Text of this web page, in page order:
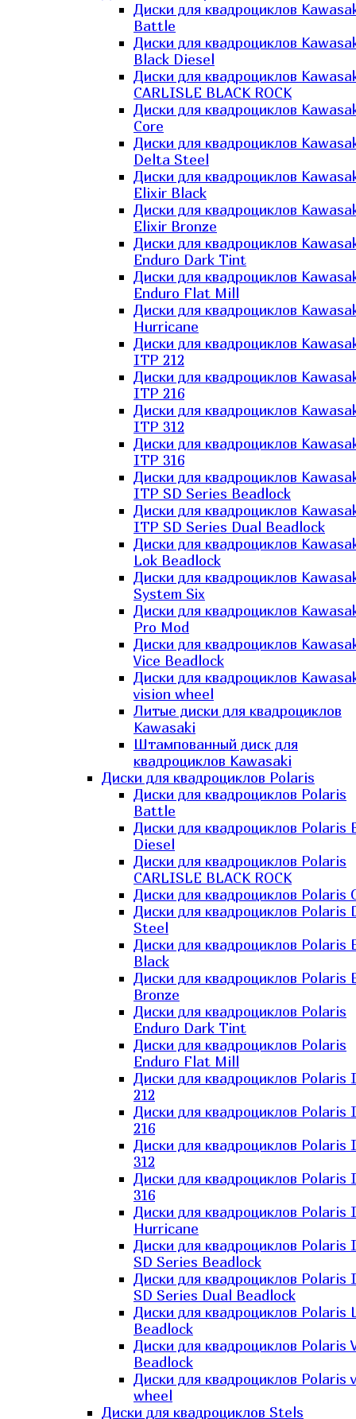
Диски для квадроциклов
Battle
Диски для квадроциклов
Black Diesel
Диски для квадроциклов
CARLISLE BLACK ROCK
Диски для квадроциклов
Core
Диски для квадроциклов
Delta Steel
Диски для квадроциклов
Elixir Black
Диски для квадроциклов
Elixir Bronze
Диски для квадроциклов
Enduro Dark Tint
Диски для квадроциклов
Enduro Flat Mill
Диски для квадроциклов
Hurricane
Диски для квадроциклов
ITP 212
Диски для квадроциклов
ITP 216
Диски для квадроциклов
ITP 312
Диски для квадроциклов
ITP 316
Диски для квадроциклов
ITP SD Series Beadlock
Диски для квадроциклов
ITP SD Series Dual Beadlock
Диски для квадроциклов
Lok Beadlock
Диски для квадроциклов
System Six
Диски для квадроциклов
Pro Mod
Диски для квадроциклов
Vice Beadlock
Диски для квадроциклов
vision wheel
Литые диски для квадроциклов
Kawasaki​
Штампованный диск для
квадроциклов Kawasaki​
Диски для квадроциклов Polaris
Диски для квадроциклов Polaris
Battle
Диски для квадроциклов Polaris
Diesel
Диски для квадроциклов Polaris
CARLISLE BLACK ROCK
Диски для квадроциклов Polaris
Диски для квадроциклов Polaris
Steel
Диски для квадроциклов Polaris
Black
Диски для квадроциклов Polaris
Bronze
Диски для квадроциклов Polaris
Enduro Dark Tint
Диски для квадроциклов Polaris
Enduro Flat Mill
Диски для квадроциклов Polaris
212
Диски для квадроциклов Polaris
216
Диски для квадроциклов Polaris
312
Диски для квадроциклов Polaris
316
Диски для квадроциклов Polaris
Hurricane
Диски для квадроциклов Polaris
SD Series Beadlock
Диски для квадроциклов Polaris
SD Series Dual Beadlock
Диски для квадроциклов Polaris
Beadlock
Диски для квадроциклов Polaris
Beadlock
Диски для квадроциклов Polaris
wheel
Диски для квадроциклов Stels